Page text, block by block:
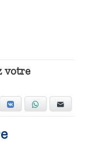
votre
VKontakte WhatsApp